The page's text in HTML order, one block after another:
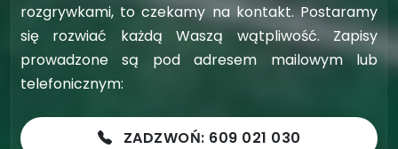
rozgrywkami, to czekamy na kontakt. Postaramy
się rozwiać każdą Waszą wątpliwość. Zapisy
prowadzone są pod adresem mailowym lub
telefonicznym:
ZADZWOŃ: 609 021 030